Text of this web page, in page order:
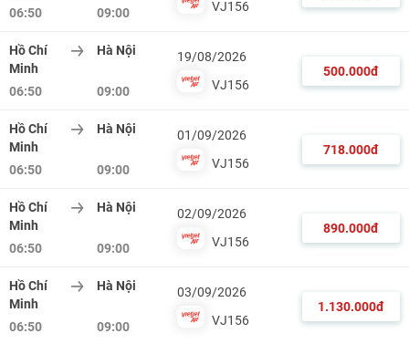
06:50 09:00
VJ156
Hồ Chí
Minh
Hà Nội
06:50 09:00
19/08/2026
VJ156
500.000đ
Hồ Chí
Minh
Hà Nội
06:50 09:00
01/09/2026
VJ156
718.000đ
Hồ Chí
Minh
Hà Nội
06:50 09:00
02/09/2026
VJ156
890.000đ
Hồ Chí
Minh
Hà Nội
06:50 09:00
03/09/2026
VJ156
1.130.000đ